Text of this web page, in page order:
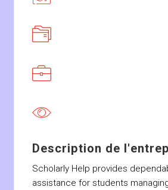
Description de
Scholarly Help provides
assistance for students